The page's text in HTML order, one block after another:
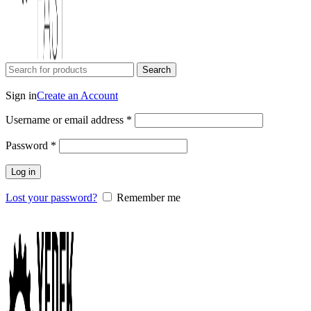
Search
Sign inCreate an Account
Username or email address *
Password *
Log in
Lost your password?
Remember me